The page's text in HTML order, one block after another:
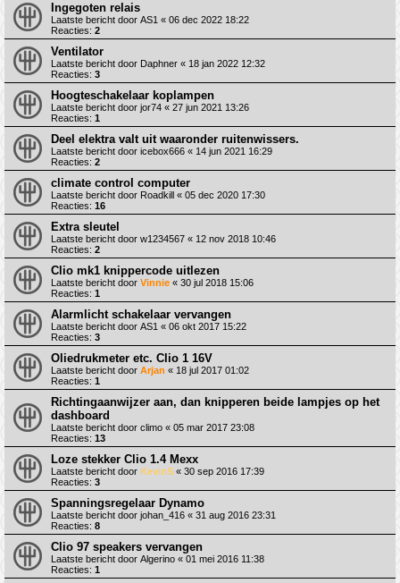
Ingegoten relais
Laatste bericht door AS1 « 06 dec 2022 18:22
Reacties: 2
Ventilator
Laatste bericht door Daphner « 18 jan 2022 12:32
Reacties: 3
Hoogteschakelaar koplampen
Laatste bericht door jor74 « 27 jun 2021 13:26
Reacties: 1
Deel elektra valt uit waaronder ruitenwissers.
Laatste bericht door icebox666 « 14 jun 2021 16:29
Reacties: 2
climate control computer
Laatste bericht door Roadkill « 05 dec 2020 17:30
Reacties: 16
Extra sleutel
Laatste bericht door w1234567 « 12 nov 2018 10:46
Reacties: 2
Clio mk1 knippercode uitlezen
Laatste bericht door Vinnie « 30 jul 2018 15:06
Reacties: 1
Alarmlicht schakelaar vervangen
Laatste bericht door AS1 « 06 okt 2017 15:22
Reacties: 3
Oliedrukmeter etc. Clio 1 16V
Laatste bericht door Arjan « 18 jul 2017 01:02
Reacties: 1
Richtingaanwijzer aan, dan knipperen beide lampjes op het
dashboard
Laatste bericht door climo « 05 mar 2017 23:08
Reacties: 13
Loze stekker Clio 1.4 Mexx
Laatste bericht door KevinS « 30 sep 2016 17:39
Reacties: 3
Spanningsregelaar Dynamo
Laatste bericht door johan_416 « 31 aug 2016 23:31
Reacties: 8
Clio 97 speakers vervangen
Laatste bericht door Algerino « 01 mei 2016 11:38
Reacties: 1